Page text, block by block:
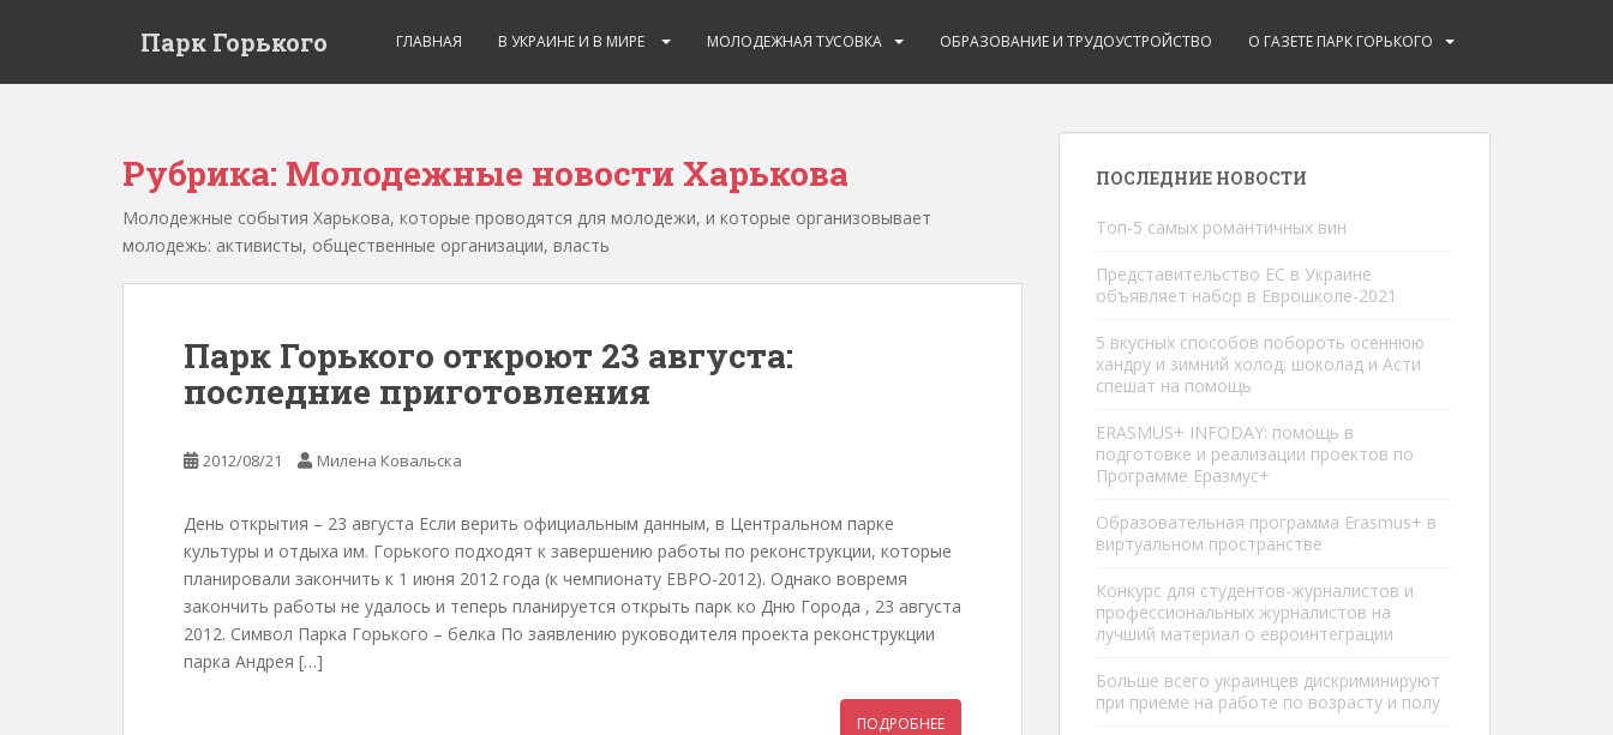
Парк Горького ГЛАВНАЯ В УКРАИНЕ И В МИРЕ МОЛОДЕЖНАЯ ТУСОВКА ОБРАЗОВАНИЕ И ТРУДОУСТРОЙСТВО О ГАЗЕТЕ ПАРК ГОРЬКОГО
Рубрика: Молодежные новости Харькова
Молодежные события Харькова, которые проводятся для молодежи, и которые организовывает
молодежь: активисты, общественные организации, власть
Парк Горького откроют 23 августа:
последние приготовления
2012/08/21 Милена Ковальска
День открытия – 23 августа Если верить официальным данным, в Центральном парке
культуры и отдыха им. Горького подходят к завершению работы по реконструкции, которые
планировали закончить к 1 июня 2012 года (к чемпионату ЕВРО-2012). Однако вовремя
закончить работы не удалось и теперь планируется открыть парк ко Дню Города , 23 августа
2012. Символ Парка Горького – белка По заявлению руководителя проекта реконструкции
парка Андрея […]
ПОДРОБНЕЕ
ПОСЛЕДНИЕ НОВОСТИ
Топ-5 самых романтичных вин
Представительство ЕС в Украине
объявляет набор в Еврошколe-2021
5 вкусных способов побороть осеннюю
хандру и зимний холод: шоколад и Асти
спешат на помощь
ERASMUS+ INFODAY: помощь в
подготовке и реализации проектов по
Программе Еразмус+
Образовательная программа Erasmus+ в
виртуальном пространстве
Конкурс для студентов-журналистов и
профессиональных журналистов на
лучший материал о евроинтеграции
Больше всего украинцев дискриминируют
при приеме на работе по возрасту и полу